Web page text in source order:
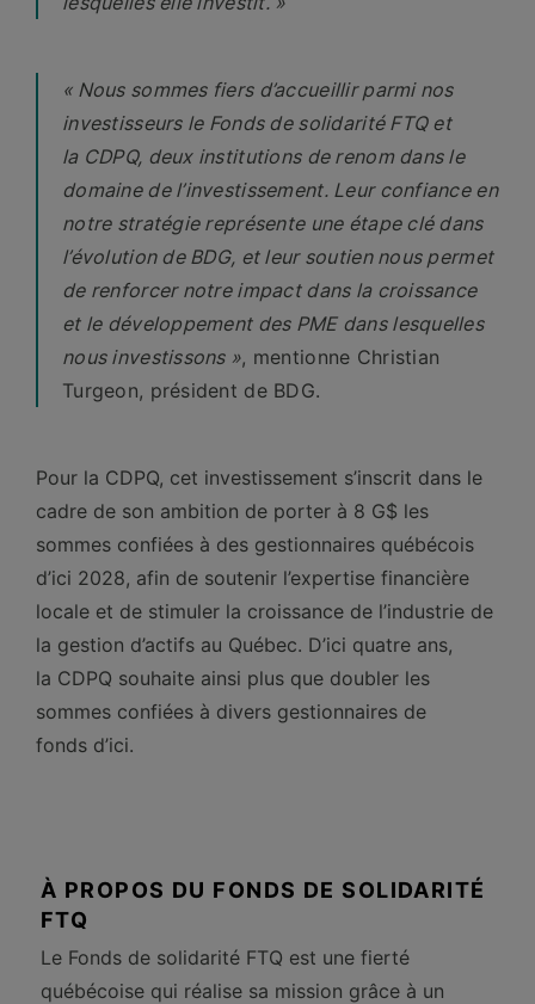
« Nous sommes fiers d’accueillir parmi nos
investisseurs le Fonds de solidarité FTQ et
la CDPQ, deux institutions de renom dans le
domaine de l’investissement. Leur confiance en
notre stratégie représente une étape clé dans
l’évolution de BDG, et leur soutien nous permet
de renforcer notre impact dans la croissance
et le développement des PME dans lesquelles
nous investissons », mentionne Christian
Turgeon, président de BDG.
Pour la CDPQ, cet investissement s’inscrit dans le
cadre de son ambition de porter à 8 G$ les
sommes confiées à des gestionnaires québécois
d’ici 2028, afin de soutenir l’expertise financière
locale et de stimuler la croissance de l’industrie de
la gestion d’actifs au Québec. D’ici quatre ans,
la CDPQ souhaite ainsi plus que doubler les
sommes confiées à divers gestionnaires de
fonds d’ici.
À PROPOS DU FONDS DE SOLIDARITÉ
FTQ
Le Fonds de solidarité FTQ est une fierté
québécoise qui réalise sa mission grâce à un